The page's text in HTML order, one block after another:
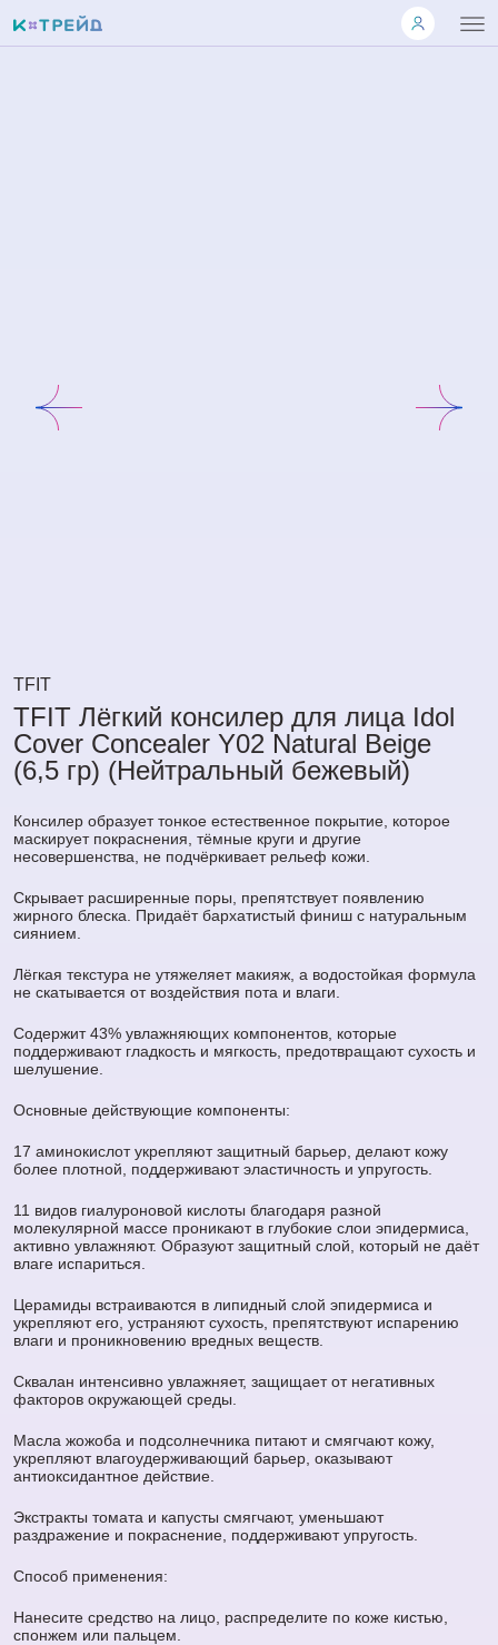
TFIT
TFIT Лёгкий консилер для лица Idol
Cover Concealer Y02 Natural Beige
(6,5 гр) (Нейтральный бежевый)
Консилер образует тонкое естественное покрытие, которое
маскирует покраснения, тёмные круги и другие
несовершенства, не подчёркивает рельеф кожи.
Скрывает расширенные поры, препятствует появлению
жирного блеска. Придаёт бархатистый финиш с натуральным
сиянием.
Лёгкая текстура не утяжеляет макияж, а водостойкая формула
не скатывается от воздействия пота и влаги.
Содержит 43% увлажняющих компонентов, которые
поддерживают гладкость и мягкость, предотвращают сухость и
шелушение.
Основные действующие компоненты:
17 аминокислот укрепляют защитный барьер, делают кожу
более плотной, поддерживают эластичность и упругость.
11 видов гиалуроновой кислоты благодаря разной
молекулярной массе проникают в глубокие слои эпидермиса,
активно увлажняют. Образуют защитный слой, который не даёт
влаге испариться.
Церамиды встраиваются в липидный слой эпидермиса и
укрепляют его, устраняют сухость, препятствуют испарению
влаги и проникновению вредных веществ.
Сквалан интенсивно увлажняет, защищает от негативных
факторов окружающей среды.
Масла жожоба и подсолнечника питают и смягчают кожу,
укрепляют влагоудерживающий барьер, оказывают
антиоксидантное действие.
Экстракты томата и капусты смягчают, уменьшают
раздражение и покраснение, поддерживают упругость.
Способ применения:
Нанесите средство на лицо, распределите по коже кистью,
спонжем или пальцем.